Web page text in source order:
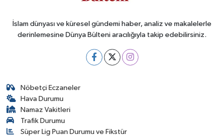
İslam dünyası ve küresel gündemi haber, analiz ve makalelerle
derinlemesine Dünya Bülteni aracılığıyla takip edebilirsiniz.
Nöbetçi Eczaneler
Hava Durumu
Namaz Vakitleri
Trafik Durumu
Süper Lig Puan Durumu ve Fikstür